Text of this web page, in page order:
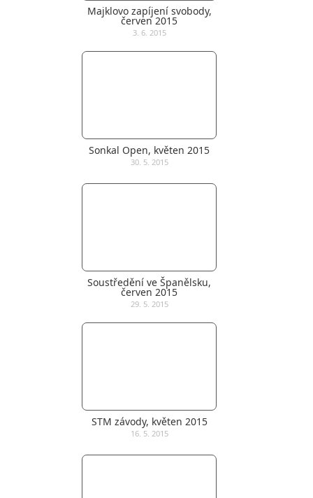
Majklovo zapíjení svobody,
červen 2015
3. 6. 2015
Sonkal Open, květen 2015
30. 5. 2015
Soustředění ve Španělsku,
červen 2015
29. 5. 2015
STM závody, květen 2015
16. 5. 2015